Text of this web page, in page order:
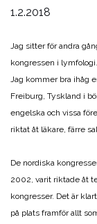
1.2.2018
Jag sitter för andra
kongressen i
Jag kommer bra ihåg
Freiburg, Tyskland i
engelska och vissa
riktat åt läkare, färre
De nordiska
2002, varit riktade åt
kongresser. Det är
på plats framför allt